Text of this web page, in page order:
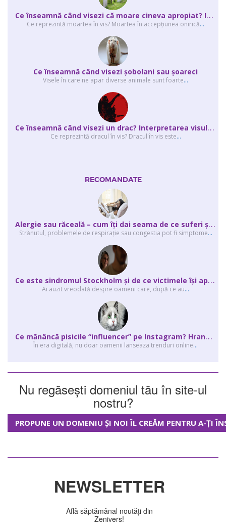
C
e înseamnă când visezi că moare cineva apropiat? Interpretarea visului în ...
Ce reprezintă moartea în vis? Moartea în accepţiunea onirică...
Ce înseamnă când visezi şobolani sau şoareci
Visele în care ne apar diverse animale sunt foarte...
C
e înseamnă când visezi un drac? Interpretarea visului în care apar unul sau...
Ce reprezintă dracul în vis? Dracul în vis este...
RECOMANDATE
A
lergie sau răceală – cum îţi dai seama de ce suferi și de ce conteaz...
Strănutul, problemele de respirație sau congestia pot fi simptome...
C
e este sindromul Stockholm și de ce victimele își apără agresorii.
Ai auzit vreodată despre oameni care, după ce au...
C
e mănâncă pisicile “influencer” pe Instagram? Hrana lor virală
În era digitală, nu doar oamenii lanseaza trenduri online...
Nu regăsești domeniul tău în site-ul
nostru?
PROPUNE UN DOMENIU ȘI NOI ÎL CREĂM PENTRU A-ȚI
NEWSLETTER
Află săptămânal noutăți din
Zenivers!